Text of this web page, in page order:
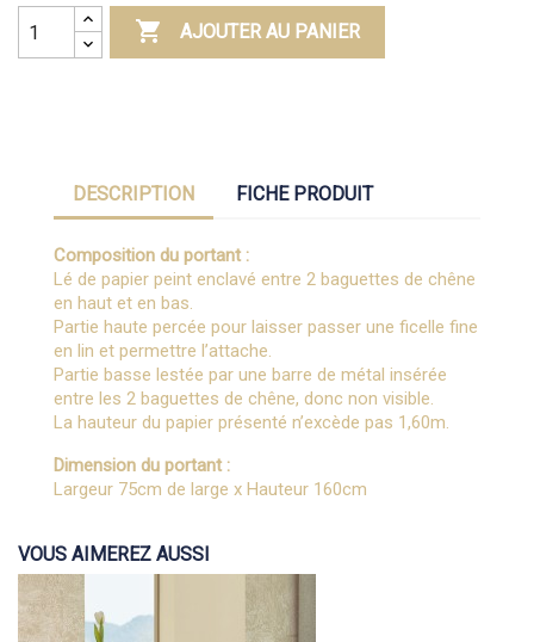
 AJOUTER AU PANIER
DESCRIPTION FICHE PRODUIT
Composition du portant :
Lé de papier peint enclavé entre 2 baguettes de chêne
en haut et en bas.
Partie haute percée pour laisser passer une ficelle fine
en lin et permettre l’attache.
Partie basse lestée par une barre de métal insérée
entre les 2 baguettes de chêne, donc non visible.
La hauteur du papier présenté n’excède pas 1,60m.
Dimension du portant :
Largeur 75cm de large x Hauteur 160cm
VOUS AIMEREZ AUSSI